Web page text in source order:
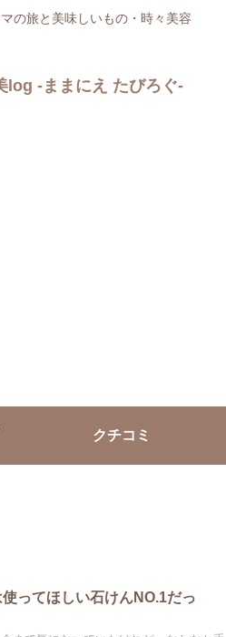
の旅と美味しいもの・時々美容
log -ままにえ たびろぐ-
クチコミ
ってほしい石けんNO.1だっ